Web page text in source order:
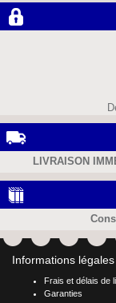
LIVRAISON
Informations légales
Frais et délais de
Garanties